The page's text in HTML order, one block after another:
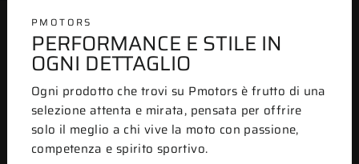
PMOTORS
PERFORMANCE E STILE IN
OGNI DETTAGLIO
Ogni prodotto che trovi su Pmotors è frutto di una
selezione attenta e mirata, pensata per offrire
solo il meglio a chi vive la moto con passione,
competenza e spirito sportivo.